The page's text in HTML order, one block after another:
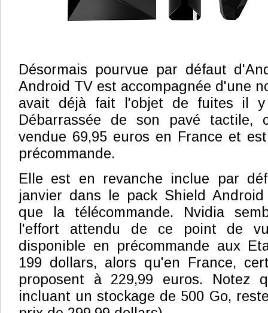
Désormais pourvue par défaut
Android TV est accompagnée d'une
avait déjà fait l'objet de fuites il y
Débarrassée de son pavé tactile,
vendue 69,95 euros en France et
précommande.
Elle est en revanche inclue par
janvier dans le pack Shield
que la télécommande. Nvidia
l'effort attendu de ce point de
disponible en précommande aux
199 dollars, alors qu'en France,
proposent à 229,99 euros. Notez
incluant un stockage de 500 Go,